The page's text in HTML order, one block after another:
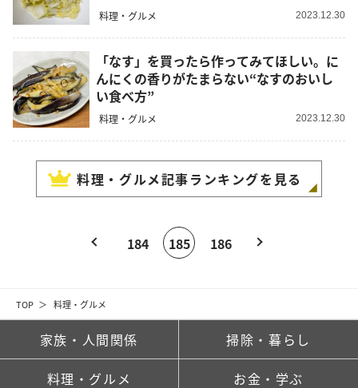
TOP 料理・グルメ
料理・グルメ 2023.12.30
「なす」を買ったら作ってみてほしい。に
んにくの香りがたまらない“なすのおいし
い食べ方”
料理・グルメ 2023.12.30
料理・グルメ記事ランキングを見る
184 185 186
家族・人間関係 掃除・暮らし
料理・グルメ お金・学ぶ